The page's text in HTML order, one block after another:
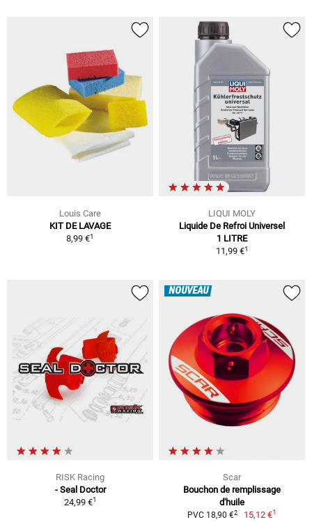
Louis Care
KIT DE LAVAGE
8,99 €1
LIQUI MOLY
Liquide De Refroi Universel
1 LITRE
11,99 €1
RISK Racing
- Seal Doctor
24,99 €1
NOUVEAU
Scar
Bouchon de remplissage
d'huile
PVC 18,90 €2 15,12 €1